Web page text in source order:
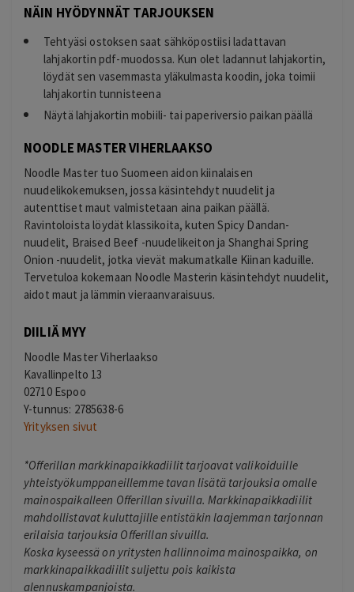
NÄIN HYÖDYNNÄT TARJOUKSEN
Tehtyäsi ostoksen saat sähköpostiisi ladattavan
lahjakortin pdf-muodossa. Kun olet ladannut lahjakortin,
löydät sen vasemmasta yläkulmasta koodin, joka toimii
lahjakortin tunnisteena
Näytä lahjakortin mobiili- tai paperiversio paikan päällä
NOODLE MASTER VIHERLAAKSO
Noodle Master tuo Suomeen aidon kiinalaisen
nuudelikokemuksen, jossa käsintehdyt nuudelit ja
autenttiset maut valmistetaan aina paikan päällä.
Ravintoloista löydät klassikoita, kuten Spicy Dandan-
nuudelit, Braised Beef -nuudelikeiton ja Shanghai Spring
Onion -nuudelit, jotka vievät makumatkalle Kiinan kaduille.
Tervetuloa kokemaan Noodle Masterin käsintehdyt nuudelit,
aidot maut ja lämmin vieraanvaraisuus.
DIILIÄ MYY
Noodle Master Viherlaakso
Kavallinpelto 13
02710 Espoo
Y-tunnus: 2785638-6
Yrityksen sivut
*Offerillan markkinapaikkadiilit tarjoavat valikoiduille
yhteistyökumppaneillemme tavan lisätä tarjouksia omalle
mainospaikalleen Offerillan sivuilla. Markkinapaikkadiilit
mahdollistavat kuluttajille entistäkin laajemman tarjonnan
erilaisia tarjouksia Offerillan sivuilla.
Koska kyseessä on yritysten hallinnoima mainospaikka, on
markkinapaikkadiilit suljettu pois kaikista
alennuskampanjoista.